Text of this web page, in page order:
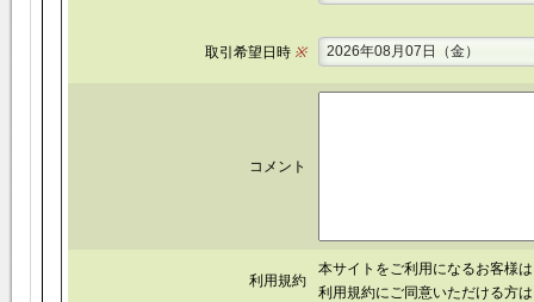
取引希望日時※ 2026年08月07日（金）
コメント
利用規約
本サイトをご利用になるお客様
利用規約にご同意いただける方